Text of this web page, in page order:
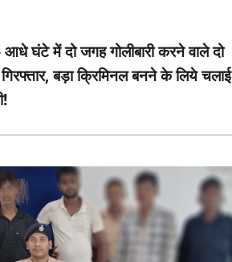
आधे घंटे में दो जगह गोलीबारी करने वाले दो
बड़ा क्रिमिनल बनने के लिये चलाई